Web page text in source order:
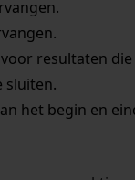
resultaten die
sluiten.
het begin en